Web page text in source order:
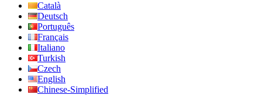
Català
Deutsch
Português
Français
Italiano
Turkish
Czech
English
Chinese-Simplified